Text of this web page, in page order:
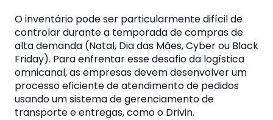
O inventário pode ser particularmente difícil de
controlar durante a temporada de compras de
alta demanda (Natal, Dia das Mães, Cyber ou Black
Friday). Para enfrentar esse desafio da logística
omnicanal, as empresas devem desenvolver um
processo eficiente de atendimento de pedidos
usando um sistema de gerenciamento de
transporte e entregas, como o Drivin.